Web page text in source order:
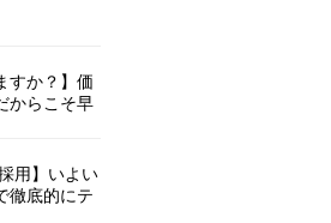
すか？】価
からこそ早
用】いよい
徹底的にテ